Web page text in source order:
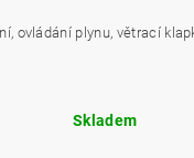
ovládání plynu, větrací
Skladem